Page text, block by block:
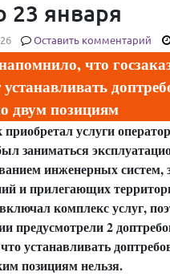
23 января
Оставить комментарий
что
устанавливать
двум позициям
приобретал услуги
заниматься
инженерных систем,
и прилегающих
комплекс услуг,
предусмотрели 2
устанавливать
позициям нельзя.